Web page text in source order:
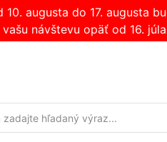
augusta do 17. augusta
vašu návštevu opäť od 16.